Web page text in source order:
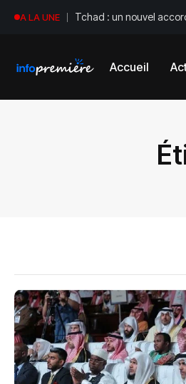
A LA UNE Tchad : un nouvel
Accueil